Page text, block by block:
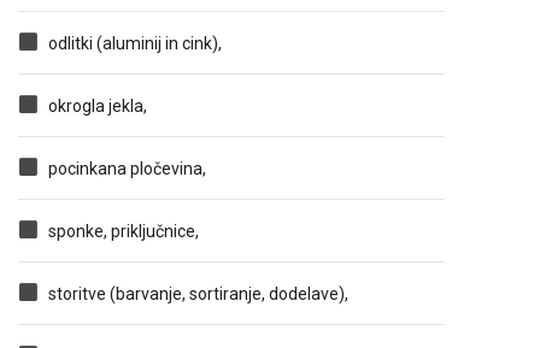
odlitki (aluminij in cink),
okrogla jekla,
pocinkana pločevina,
sponke, priključnice,
storitve (barvanje, sortiranje, dodelave),